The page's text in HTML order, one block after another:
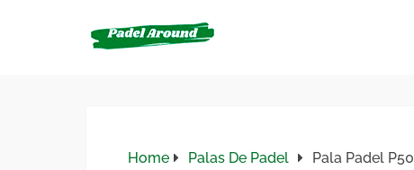
Home Palas De Padel Pala Padel